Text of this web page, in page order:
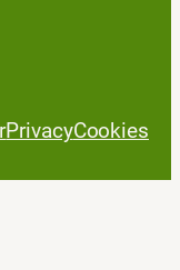
PrivacyCookies